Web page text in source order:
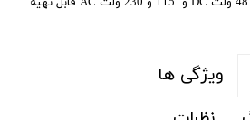
ویژگی ها